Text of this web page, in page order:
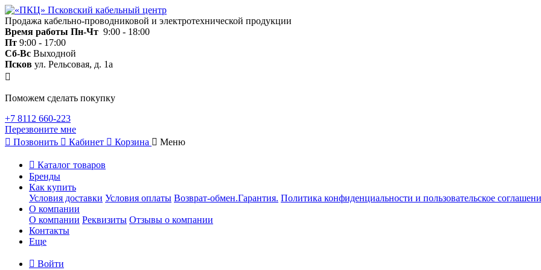
Продажа кабельно-проводниковой и электротехнической продукции
Время работы Пн-Чт 9:00 - 18:00
Пт 9:00 - 17:00
Сб-Вс Выходной
Псков ул. Рельсовая, д. 1а
Поможем сделать покупку
+7 8112 660-223
Перезвоните мне
Позвонить
Кабинет Корзина Меню
Каталог товаров
Бренды
Как купить
Условия доставки Условия оплаты Возврат-обмен.Гарантия. Политика конфиденциальности и пользовательское
О компании
О компании Реквизиты Отзывы о компании
Контакты
Еще
Войти